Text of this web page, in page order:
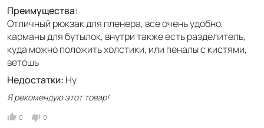
Преимущества:
Отличный рюкзак для пленера, все очень удобно,
карманы для бутылок, внутри также есть разделитель,
куда можно положить холстики, или пеналы с кистями,
ветошь
Недостатки: Ну
Я рекомендую этот товар!
0 0